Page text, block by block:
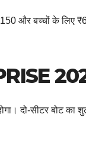
और बच्चों के लिए
दो-सीटर बोट